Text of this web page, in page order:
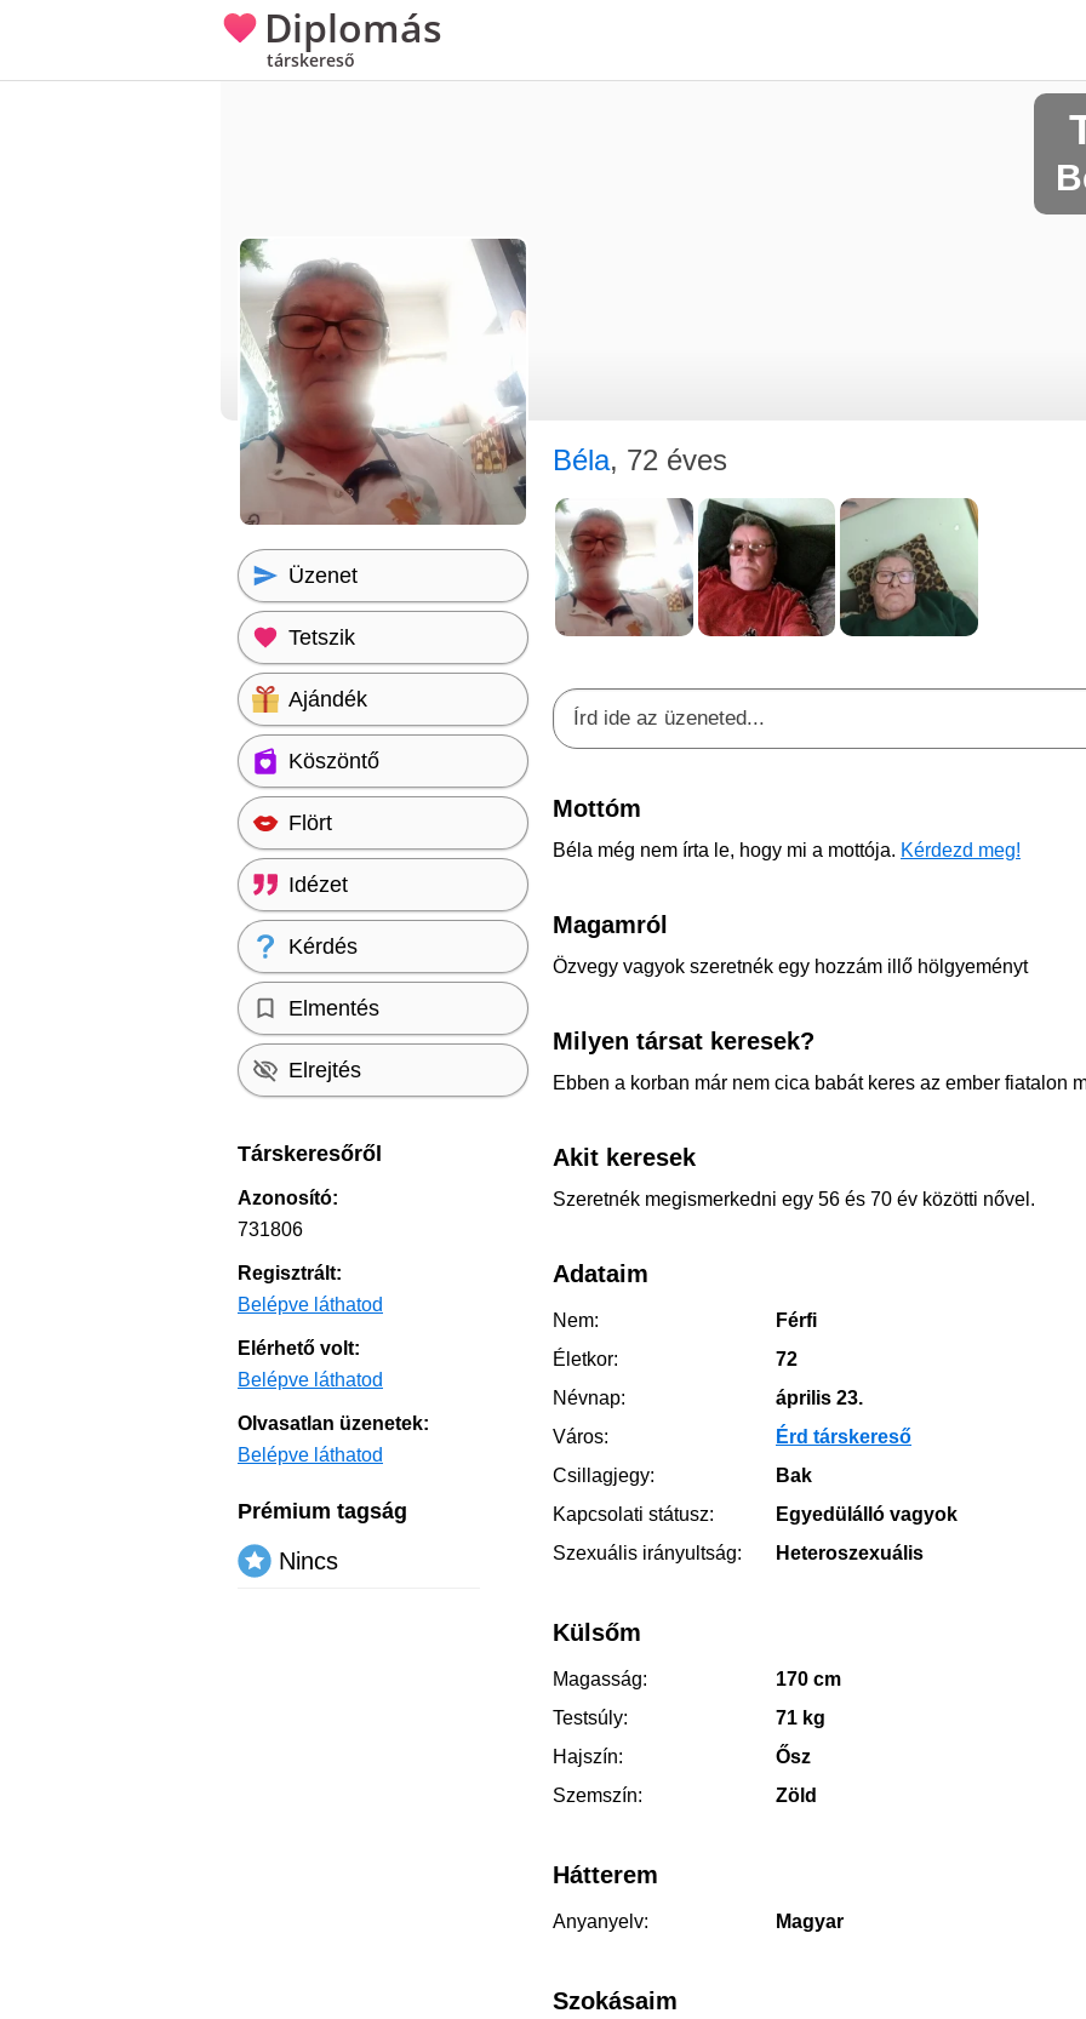
Diplomás
társkereső
Béla, 72 éves
Mottóm
Béla még nem írta le, hogy mi a mottója. Kérdezd meg!
Magamról
Özvegy vagyok szeretnék egy hozzám illő hölgyeményt
Milyen társat keresek?
Ebben a korban már nem cica babát keres az ember fiatalon
Akit keresek
Szeretnék megismerkedni egy 56 és 70 év közötti nővel.
Adataim
Nem:
Férfi
Életkor:
72
Névnap:
április 23.
Város:
Érd társkereső
Csillagjegy:
Bak
Kapcsolati státusz:
Egyedülálló vagyok
Szexuális irányultság:
Heteroszexuális
Külsőm
Magasság:
170 cm
Testsúly:
71 kg
Hajszín:
Ősz
Szemszín:
Zöld
Hátterem
Anyanyelv: Magyar
Szokásaim
Üzenet
Tetszik
Ajándék
Köszöntő
Flört
Idézet
Kérdés
Elmentés
Elrejtés
Társkeresőről
Azonosító:
731806
Regisztrált:
Belépve láthatod
Elérhető volt:
Belépve láthatod
Olvasatlan üzenetek:
Belépve láthatod
Prémium tagság
Nincs